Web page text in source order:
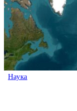
Наука